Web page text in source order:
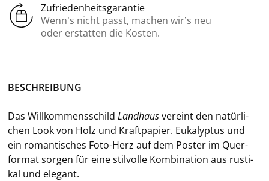
Zufriedenheitsgarantie
Wenn’s nicht passt, machen wir’s neu
oder erstatten die Kosten.
BE­SCHREI­BUNG
Das Will­kom­mens­schild Land­hausver­eint den na­tür­li­
chen Look von Holz und Kraft­pa­pier. Eu­ka­lyp­tus und
ein ro­man­ti­sches Foto-​Herz auf dem Pos­ter im Quer­
for­mat sor­gen für eine stil­vol­le Kom­bi­na­ti­on aus rus­ti­
kal und ele­gant.